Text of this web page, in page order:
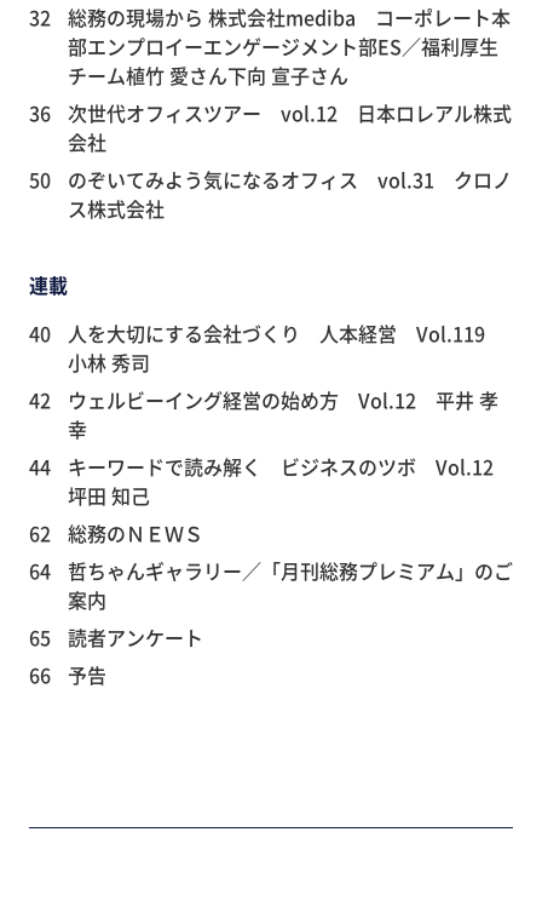
32
総務の現場から 株式会社mediba コーポレート本
部エンプロイーエンゲージメント部ES／福利厚生
チーム植竹 愛さん下向 宣子さん
36 次世代オフィスツアー vol.12 日本ロレアル株式
会社
50
のぞいてみよう気になるオフィス vol.31 クロノ
ス株式会社
連載
40
人を大切にする会社づくり 人本経営 Vol.119
小林 秀司
42
ウェルビーイング経営の始め方 Vol.12 平井 孝
幸
44
キーワードで読み解く ビジネスのツボ Vol.12
坪田 知己
62
総務のＮＥＷＳ
64
哲ちゃんギャラリー／「月刊総務プレミアム」のご
案内
65 読者アンケート
66
予告